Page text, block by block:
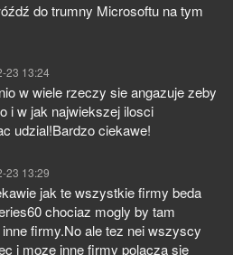
do trumny Microsoftu na tym
23 13:24
w wiele rzeczy sie angazuje zeby
i w jak najwiekszej ilosci
udzial!Bardzo ciekawe!
23 13:29
jak te wszystkie firmy beda
chociaz mogly by tam
firmy.No ale tez nei wszyscy
i moze inne firmy polacza sie